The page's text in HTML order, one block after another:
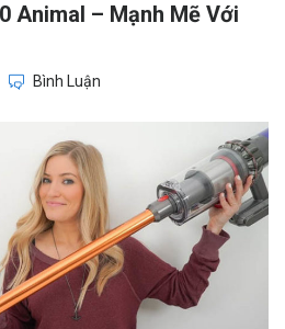
Animal – Mạnh Mẽ Với
Bình Luận